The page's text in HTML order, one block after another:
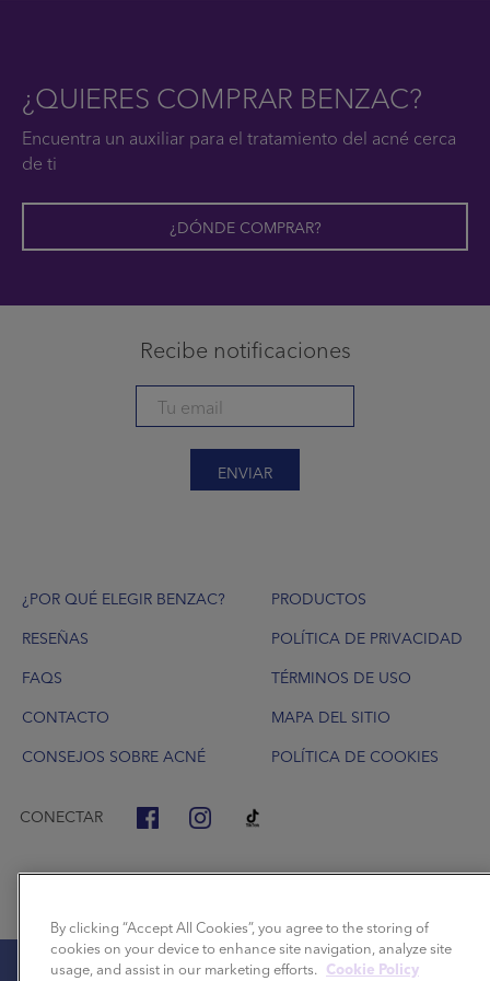
¿QUIERES COMPRAR BENZAC?
Encuentra un auxiliar para el tratamiento del acné cerca
de ti
¿DÓNDE COMPRAR?
Recibe notificaciones
ENVIAR
Footer
¿POR QUÉ ELEGIR BENZAC?
RESEÑAS
FAQS
CONTACTO
CONSEJOS SOBRE ACNÉ
PRODUCTOS
POLÍTICA DE PRIVACIDAD
TÉRMINOS DE USO
MAPA DEL SITIO
POLÍTICA DE COOKIES
CONECTAR
By clicking “Accept All Cookies”, you agree to the storing of
cookies on your device to enhance site navigation, analyze site
usage, and assist in our marketing efforts. Cookie Policy